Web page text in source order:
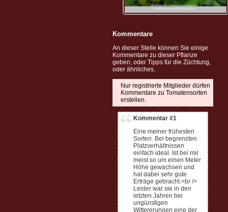
Kommentare
An dieser Stelle können Sie einige
Kommentare zu dieser Pflanze
geben, oder Tipps für die Züchtung,
oder ähnliches.
Nur registrierte Mitglieder dürfen
Kommentare zu Tomatensorten
erstellen.
Kommentar #1
Eine meiner frühesten
Sorten. Bei begrenzten
Platzverhältnissen
einfach ideal. Ist bei mir
meist so um einen Meter
Höhe gewachsen und
hat dabei sehr gute
Erträge gebracht.<br />
Leider war sie in den
letzten Jahren bei
ungünstigen
Wittererungen eine der